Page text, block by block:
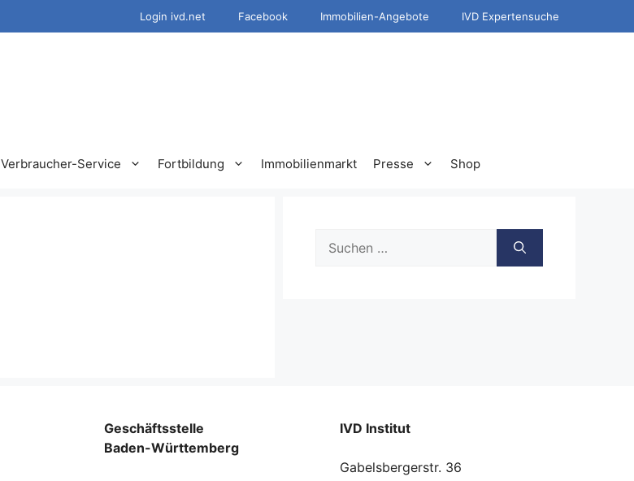
Login ivd.net Facebook Immobilien-Angebote IVD Expertensuche
Verbraucher-Service Fortbildung Immobilienmarkt Presse Shop
nach:
Geschäftsstelle
Baden-Württemberg
IVD Institut
Gabelsbergerstr. 36